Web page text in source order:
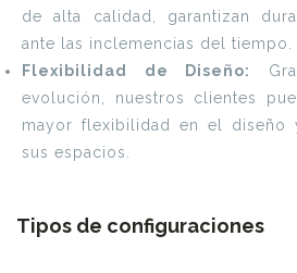
de alta calidad, garantizan
ante las inclemencias del tiempo.
Flexibilidad de Diseño:
evolución, nuestros clientes
mayor flexibilidad en el diseño
sus espacios.
Tipos de configuraciones